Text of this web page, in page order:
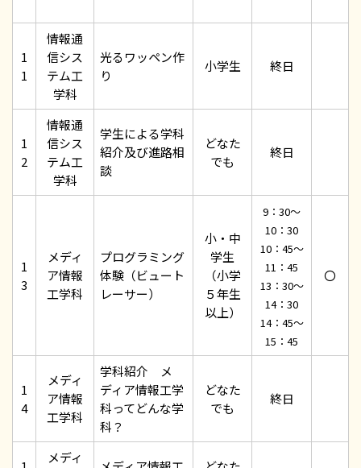
1
1
情報通
信シス
テム工
学科
光るワッペン作
り
小学生 終日
1
2
情報通
信シス
テム工
学科
学生による学科
紹介及び進路相
談
どなた
でも
終日
1
3
メディ
ア情報
工学科
プログラミング
体験（ビュート
レーサー）
小・中
学生
（小学
５年生
以上）
9：30～
10：30
10：45～
11：45
13：30～
14：30
14：45～
15：45
〇
1
4
メディ
ア情報
工学科
学科紹介 メ
ディア情報工学
科ってどんな学
科？
どなた
でも
終日
メディ